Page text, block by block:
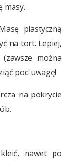
masy.
plastyczną
na tort. Lepiej,
można
pod uwagę!
na pokrycie
nawet po